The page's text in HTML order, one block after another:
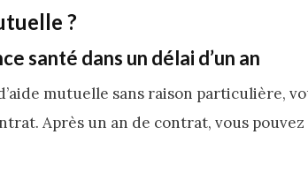
?
santé dans un délai d’un an
mutuelle sans raison particulière,
Après un an de contrat, vous